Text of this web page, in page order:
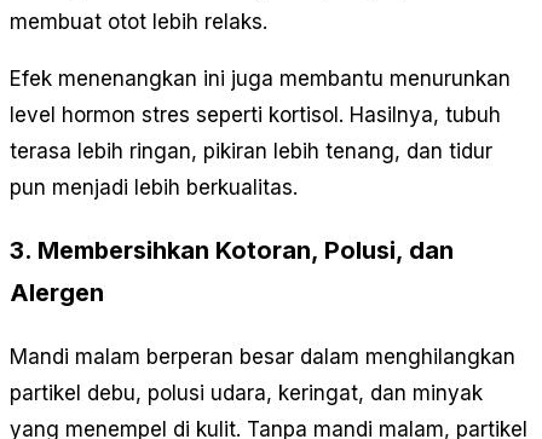
membuat otot lebih relaks.
Efek menenangkan ini juga membantu menurunkan
level hormon stres seperti kortisol. Hasilnya, tubuh
terasa lebih ringan, pikiran lebih tenang, dan tidur
pun menjadi lebih berkualitas.
3. Membersihkan Kotoran, Polusi, dan
Alergen
Mandi malam berperan besar dalam menghilangkan
partikel debu, polusi udara, keringat, dan minyak
yang menempel di kulit. Tanpa mandi malam, partikel